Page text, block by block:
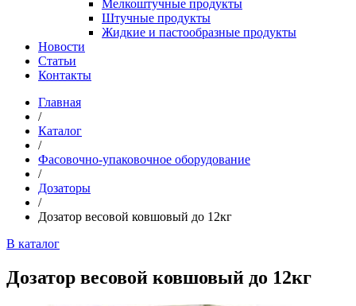
Мелкоштучные продукты
Штучные продукты
Жидкие и пастообразные продукты
Новости
Статьи
Контакты
Главная
/
Каталог
/
Фасовочно-упаковочное оборудование
/
Дозаторы
/
Дозатор весовой ковшовый до 12кг
В каталог
Дозатор весовой ковшовый до 12кг